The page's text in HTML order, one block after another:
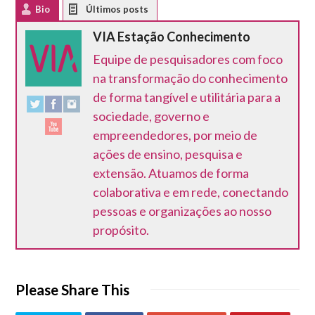
Bio
VIA Estação Conhecimento
Equipe de pesquisadores com foco
na transformação do conhecimento
de forma tangível e utilitária para a
sociedade, governo e
empreendedores, por meio de
ações de ensino, pesquisa e
extensão. Atuamos de forma
colaborativa e em rede, conectando
pessoas e organizações ao nosso
propósito.
Please Share This